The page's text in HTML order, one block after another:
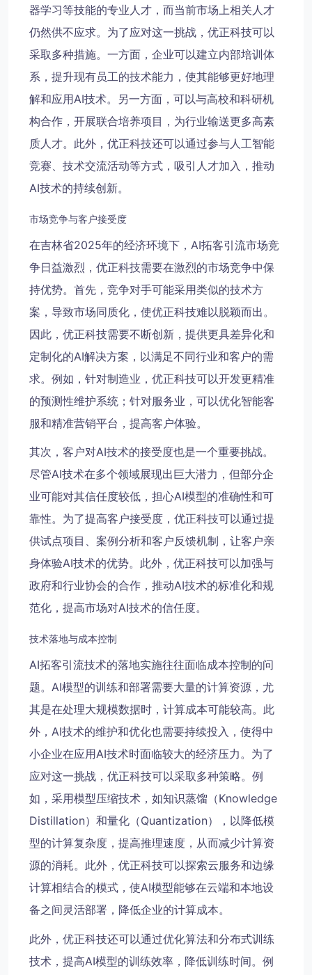
器学习等技能的专业人才，而当前市场上相关人才
仍然供不应求。为了应对这一挑战，优正科技可以
采取多种措施。一方面，企业可以建立内部培训体
系，提升现有员工的技术能力，使其能够更好地理
解和应用AI技术。另一方面，可以与高校和科研机
构合作，开展联合培养项目，为行业输送更多高素
质人才。此外，优正科技还可以通过参与人工智能
竞赛、技术交流活动等方式，吸引人才加入，推动
AI技术的持续创新。
市场竞争与客户接受度
在吉林省2025年的经济环境下，AI拓客引流市场竞
争日益激烈，优正科技需要在激烈的市场竞争中保
持优势。首先，竞争对手可能采用类似的技术方
案，导致市场同质化，使优正科技难以脱颖而出。
因此，优正科技需要不断创新，提供更具差异化和
定制化的AI解决方案，以满足不同行业和客户的需
求。例如，针对制造业，优正科技可以开发更精准
的预测性维护系统；针对服务业，可以优化智能客
服和精准营销平台，提高客户体验。
其次，客户对AI技术的接受度也是一个重要挑战。
尽管AI技术在多个领域展现出巨大潜力，但部分企
业可能对其信任度较低，担心AI模型的准确性和可
靠性。为了提高客户接受度，优正科技可以通过提
供试点项目、案例分析和客户反馈机制，让客户亲
身体验AI技术的优势。此外，优正科技可以加强与
政府和行业协会的合作，推动AI技术的标准化和规
范化，提高市场对AI技术的信任度。
技术落地与成本控制
AI拓客引流技术的落地实施往往面临成本控制的问
题。AI模型的训练和部署需要大量的计算资源，尤
其是在处理大规模数据时，计算成本可能较高。此
外，AI技术的维护和优化也需要持续投入，使得中
小企业在应用AI技术时面临较大的经济压力。为了
应对这一挑战，优正科技可以采取多种策略。例
如，采用模型压缩技术，如知识蒸馏（Knowledge
Distillation）和量化（Quantization），以降低模
型的计算复杂度，提高推理速度，从而减少计算资
源的消耗。此外，优正科技可以探索云服务和边缘
计算相结合的模式，使AI模型能够在云端和本地设
备之间灵活部署，降低企业的计算成本。
此外，优正科技还可以通过优化算法和分布式训练
技术，提高AI模型的训练效率，降低训练时间。例